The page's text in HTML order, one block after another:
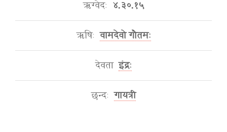
ऋग्वेदः ४.३०.१५
ऋषिः वामदेवो गौतमः
देवता इंद्रः
छन्दः गायत्री